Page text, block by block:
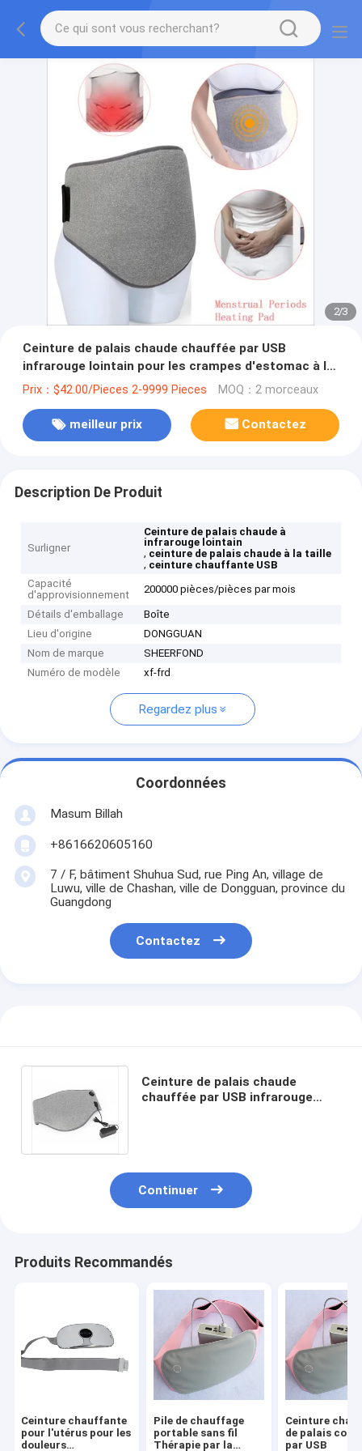
2/3
Ceinture de palais chaude chauffée par USB
infrarouge lointain pour les crampes d'estomac à la
taille
Prix：$42.00/Pieces 2-9999 Pieces MOQ：2 morceaux
meilleur prix Contactez
Description De Produit
Surligner
Ceinture de palais chaude à
infrarouge lointain
, ceinture de palais chaude à la taille
, ceinture chauffante USB
Capacité
d'approvisionnement
200000 pièces/pièces par mois
Détails d'emballage
Boîte
Lieu d'origine
DONGGUAN
Nom de marque
SHEERFOND
Numéro de modèle
xf-frd
Regardez plus
Coordonnées
Masum Billah
+8616620605160
7 / F, bâtiment Shuhua Sud, rue Ping An, village de
Luwu, ville de Chashan, ville de Dongguan, province du
Guangdong
Contactez
Ceinture de palais chaude
chauffée par USB infrarouge
Continuer
Produits Recommandés
Ceinture chauffante
pour l'utérus pour les
douleurs
Pile de chauffage
portable sans fil
Thérapie par la
Ceinture
de palais
par USB